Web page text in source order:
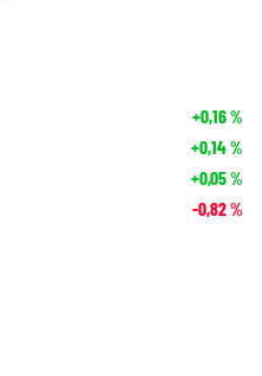
+0,16%
+0,14%
+0,05%
-0,82%